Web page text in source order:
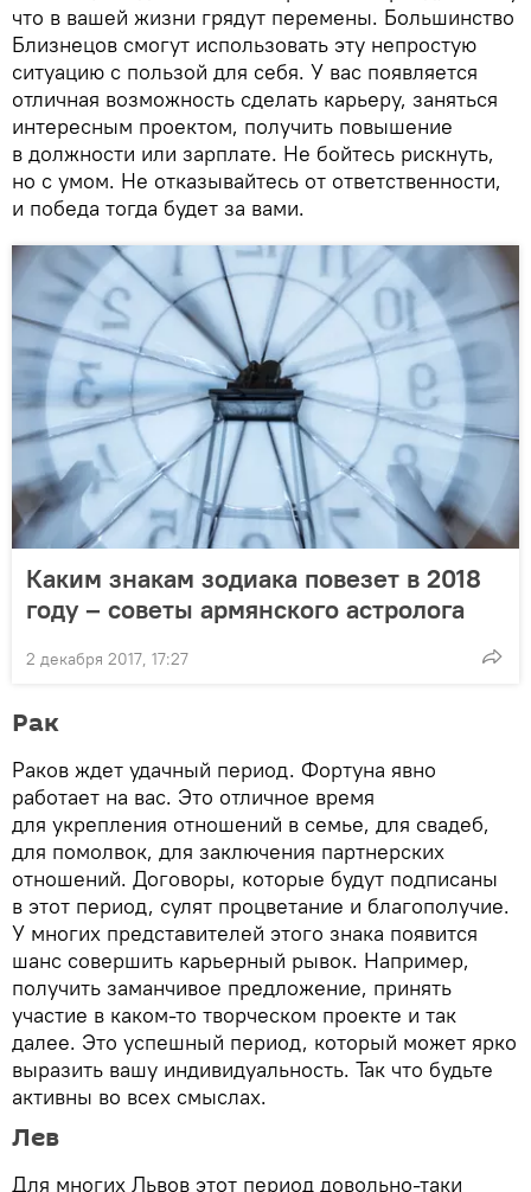
что в вашей жизни грядут перемены. Большинство
Близнецов смогут использовать эту непростую
ситуацию с пользой для себя. У вас появляется
отличная возможность сделать карьеру, заняться
интересным проектом, получить повышение
в должности или зарплате. Не бойтесь рискнуть,
но с умом. Не отказывайтесь от ответственности,
и победа тогда будет за вами.
Каким знакам зодиака повезет в 2018
году – советы армянского астролога
2 декабря 2017, 17:27
Рак
Раков ждет удачный период. Фортуна явно
работает на вас. Это отличное время
для укрепления отношений в семье, для свадеб,
для помолвок, для заключения партнерских
отношений. Договоры, которые будут подписаны
в этот период, сулят процветание и благополучие.
У многих представителей этого знака появится
шанс совершить карьерный рывок. Например,
получить заманчивое предложение, принять
участие в каком-то творческом проекте и так
далее. Это успешный период, который может ярко
выразить вашу индивидуальность. Так что будьте
активны во всех смыслах.
Лев
Для многих Львов этот период довольно-таки